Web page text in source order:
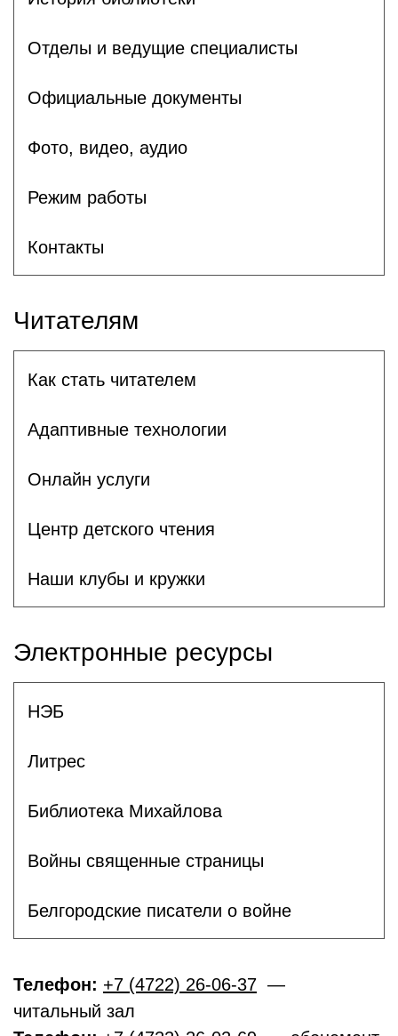
Отделы и ведущие специалисты
Официальные документы
Фото, видео, аудио
Режим работы
Контакты
Читателям
Как стать читателем
Адаптивные технологии
Онлайн услуги
Центр детского чтения
Наши клубы и кружки
Электронные ресурсы
НЭБ
Литрес
Библиотека Михайлова
Войны священные страницы
Белгородские писатели о войне
Телефон: +7 (4722) 26-06-37 —
читальный зал